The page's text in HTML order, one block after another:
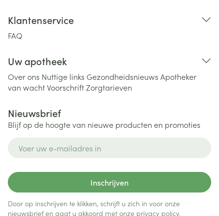
Klantenservice
FAQ
Uw apotheek
Over ons Nuttige links Gezondheidsnieuws Apotheker
van wachtVoorschriftZorgtarieven
Nieuwsbrief
Blijf op de hoogte van nieuwe producten en promoties
Inschrijven
Door op inschrijven te klikken, schrijft u zich in voor onze
nieuwsbrief en gaat u akkoord met onze privacy policy.